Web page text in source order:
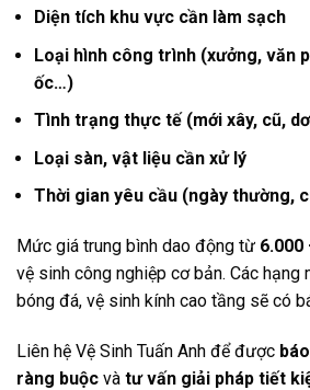
Diện tích khu vực cần làm sạch
Loại hình công trình (xưởng, văn
ốc…)
Tình trạng thực tế (mới xây, cũ,
Loại sàn, vật liệu cần xử lý
Thời gian yêu cầu (ngày thường,
Mức giá trung bình dao động từ 6.000
vệ sinh công nghiệp cơ bản. Các hạng
bóng đá, vệ sinh kính cao tầng sẽ có
Liên hệ Vệ Sinh Tuấn Anh để được
ràng buộc và tư vấn giải pháp tiết